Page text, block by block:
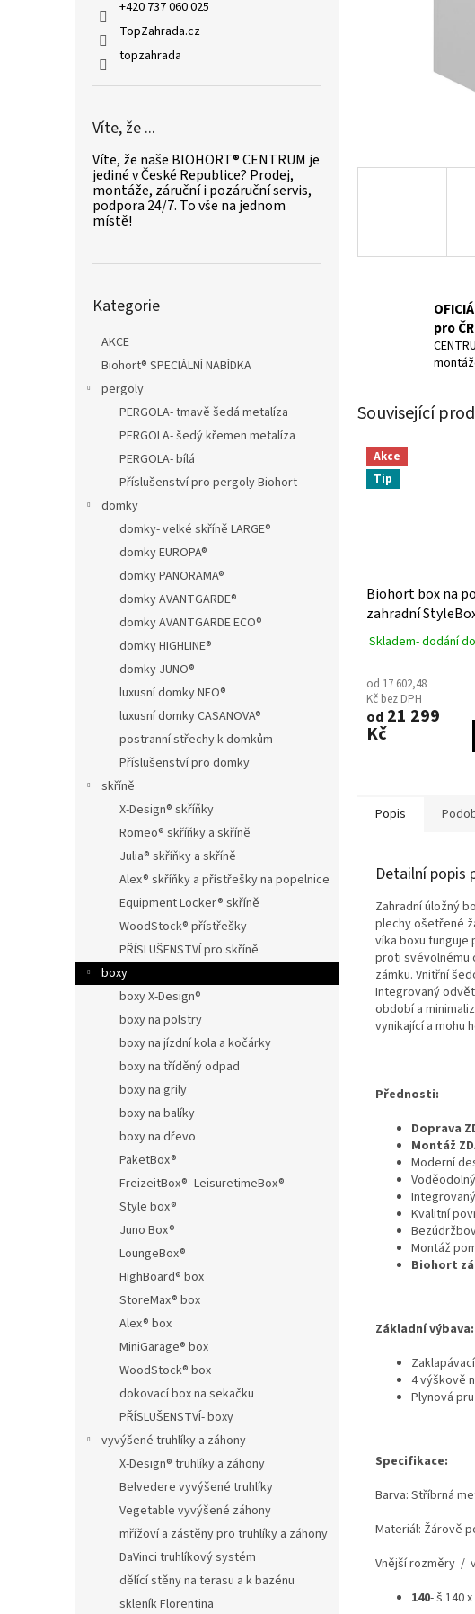
+420 737 060 025
TopZahrada.cz
topzahrada
Víte, že ...
Víte, že naše BIOHORT® CENTRUM je
jediné v České Republice? Prodej,
montáže, záruční i pozáruční servis,
podpora 24/7. To vše na jednom
místě!
kategorie
Kategorie
AKCE
Biohort® SPECIÁLNÍ NABÍDKA
pergoly
PERGOLA- tmavě šedá metalíza
PERGOLA- šedý křemen metalíza
PERGOLA- bílá
Příslušenství pro pergoly Biohort
domky
domky- velké skříně LARGE®
domky EUROPA®
domky PANORAMA®
domky AVANTGARDE®
domky AVANTGARDE ECO®
domky HIGHLINE®
domky JUNO®
luxusní domky NEO®
luxusní domky CASANOVA®
postranní střechy k domkům
Příslušenství pro domky
skříně
X-Design® skříňky
Romeo® skříňky a skříně
Julia® skříňky a skříně
Alex® skříňky a přístřešky na popelnice
Equipment Locker® skříně
WoodStock® přístřešky
PŘÍSLUŠENSTVÍ pro skříně
boxy
boxy X-Design®
boxy na polstry
boxy na jízdní kola a kočárky
boxy na tříděný odpad
boxy na grily
boxy na balíky
boxy na dřevo
PaketBox®
FreizeitBox®- LeisuretimeBox®
Style box®
Juno Box®
LoungeBox®
HighBoard® box
StoreMax® box
Alex® box
MiniGarage® box
WoodStock® box
dokovací box na sekačku
PŘÍSLUŠENSTVÍ- boxy
vyvýšené truhlíky a záhony
X-Design® truhlíky a záhony
Belvedere vyvýšené truhlíky
Vegetable vyvýšené záhony
mřížoví a zástěny pro truhlíky a záhony
DaVinci truhlíkový systém
dělící stěny na terasu a k bazénu
skleník Florentina
pro ČR
Související
Akce
Tip
Biohort box na
zahradní
EXCLUSIVE
Skladem- dodání
od 17 602,48
Kč bez DPH
od 21 299
Kč
Popis
Detailní popis
Zahradní úložný
plechy ošetřené
víka boxu funguje
proti svévolnému
zámku. Vnitřní
Integrovaný
období a
vynikající a mohu
Přednosti:
Doprava
Montáž
Moderní
Voděodolný
Kvalitní
Montáž
Biohort
Základní výbava:
4 výškově
Plynová
Specifikace:
Barva: Stříbrná
Materiál: Žárově
Vnější rozměry /
140- š.140